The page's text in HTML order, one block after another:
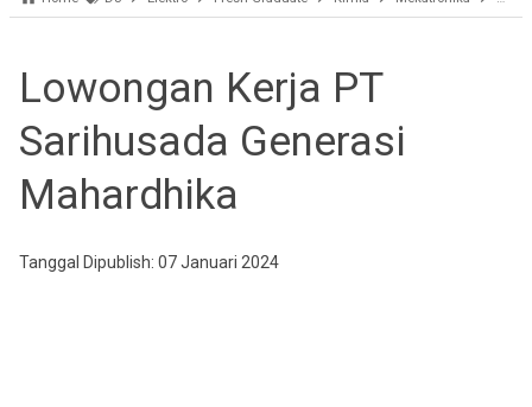
Lowongan Kerja PT
Sarihusada Generasi
Mahardhika
Tanggal Dipublish: 07 Januari 2024